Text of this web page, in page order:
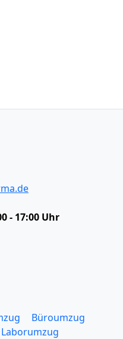
- 17:00 Uhr
Büroumzug
Laborumzug